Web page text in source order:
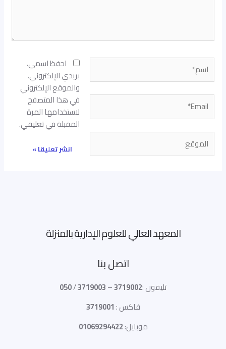
اسم*
Email*
الموقع
احفظ اسمي،
بريدي الإلكتروني،
والموقع الإلكتروني
في هذا المتصفح
لاستخدامها المرة
المقبلة في تعليقي.
المعهد العالي للعلوم الإدارية بالمنزلة
اتصل بنا
تليفون :3719002
–
3719003
/
050
فاكس :3719001
موبايل:01069294422